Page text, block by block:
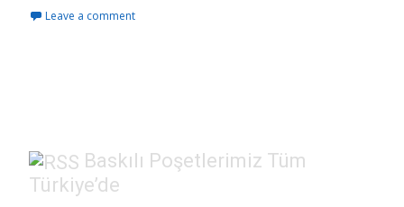
e
k
to ai
Leave a comment
Baskılı Poşetlerimiz Tüm
Türkiye’de